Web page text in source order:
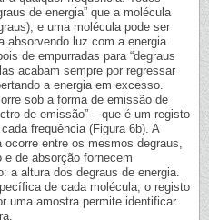
de energia” que a molécula
e uma molécula pode ser
absorvendo luz com a energia
de empurradas para “degraus
acabam sempre por regressar
a energia em excesso.
sob a forma de emissão de
de emissão” – que é um registo
frequência (Figura 6b). A
entre os mesmos degraus,
de absorção fornecem
a altura dos degraus de energia.
de cada molécula, o registo
uma amostra permite identificar